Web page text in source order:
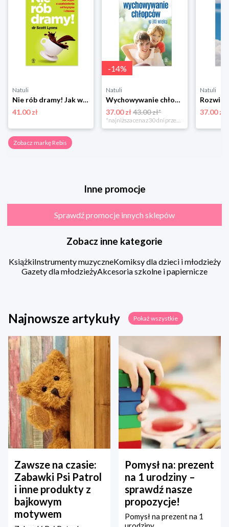
Natuli
Nie rób dramy! Jak wyleczyć z uzależnienia od kryzysu i chaosu siebie oraz innych Rebis
41.00 zł
-14%
Natuli
Wychowywanie chłopców w XXI wieku Rebis
37.00 zł 43.00 zł*
*najniższa cena z 30 dni przed obniżką
Natuli
37.00 zł
Zobacz markę Rebis
Inne promocje
Sprawdź promocje innych sklepów
Zobacz inne kategorie
KsiążkiInstrumenty muzyczneKomiksy dla dzieci i młodzieży
Gazety dla młodzieżyAkcesoria szkolne i papiernicze
Najnowsze artykuły Pokaż wszystkie
Zawsze na czasie:
Zabawki Psi Patrol
i inne produkty z
bajkowym
motywem
Pomysł na: prezent
na 1 urodziny –
sprawdź nasze
propozycje!
Pomysł na prezent na 1